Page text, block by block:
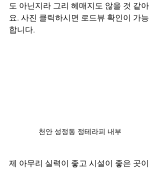
도 아닌지라 그리 헤매지도 않을 것 같아
요. 사진 클릭하시면 로드뷰 확인이 가능
합니다.
천안 성정동 정테라피 내부
제 아무리 실력이 좋고 시설이 좋은 곳이